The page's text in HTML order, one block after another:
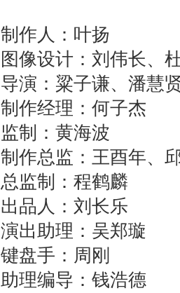
制作人：叶扬
图像设计：刘伟长、
导演：粱子谦、潘慧
制作经理：何子杰
监制：黄海波
制作总监：王酉年、
总监制：程鹤麟
出品人：刘长乐
演出助理：吴郑璇
键盘手：周刚
助理编导：钱浩德